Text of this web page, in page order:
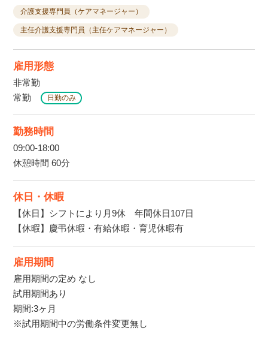
介護支援専門員（ケアマネージャー）
主任介護支援専門員（主任ケアマネージャー）
雇用形態
非常勤
常勤
日勤のみ
勤務時間
09:00-18:00
休憩時間 60分
休日・休暇
【休日】シフトにより月9休 年間休日107日
【休暇】慶弔休暇・有給休暇・育児休暇有
雇用期間
雇用期間の定め なし
試用期間あり
期間:3ヶ月
※試用期間中の労働条件変更無し